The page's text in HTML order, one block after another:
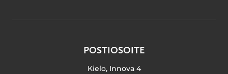
POSTIOSOITE
Kielo, Innova 4